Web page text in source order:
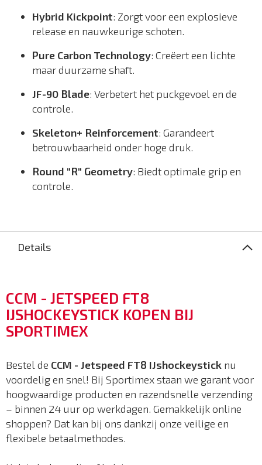
Hybrid Kickpoint: Zorgt voor een explosieve
release en nauwkeurige schoten.
Pure Carbon Technology: Creëert een lichte
maar duurzame shaft.
JF-90 Blade: Verbetert het puckgevoel en de
controle.
Skeleton+ Reinforcement: Garandeert
betrouwbaarheid onder hoge druk.
Round "R" Geometry: Biedt optimale grip en
controle.
Details
CCM - JETSPEED FT8
IJSHOCKEYSTICK KOPEN BIJ
SPORTIMEX
Bestel de CCM - Jetspeed FT8 IJshockeystick nu
voordelig en snel! Bij Sportimex staan we garant voor
hoogwaardige producten en razendsnelle verzending
– binnen 24 uur op werkdagen. Gemakkelijk online
shoppen? Dat kan bij ons dankzij onze veilige en
flexibele betaalmethodes.